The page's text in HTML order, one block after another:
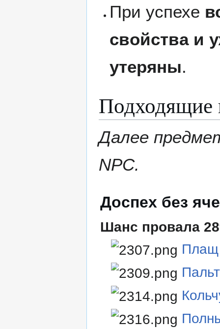
При успехе
свойства и
утеряны.
Подходящие
Далее
NPC.
Доспех без
Шанс провала
Плащ